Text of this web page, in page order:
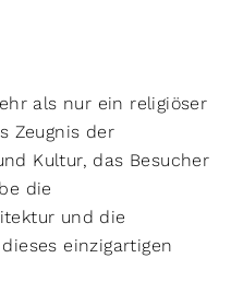
als nur ein religiöser
Zeugnis der
Kultur, das Besucher
die
und die
einzigartigen